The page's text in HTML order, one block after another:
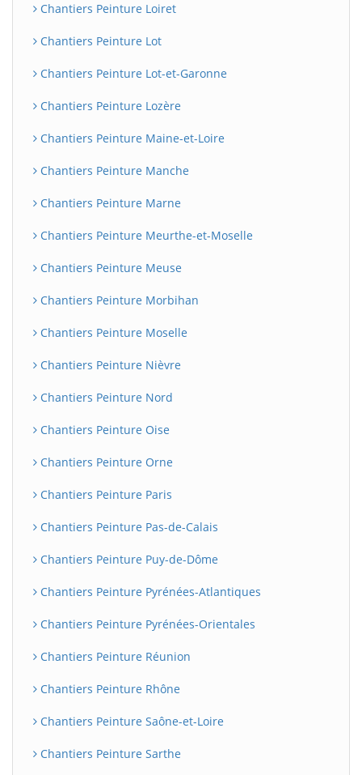
Chantiers Peinture Loiret
Chantiers Peinture Lot
Chantiers Peinture Lot-et-Garonne
Chantiers Peinture Lozère
Chantiers Peinture Maine-et-Loire
Chantiers Peinture Manche
Chantiers Peinture Marne
Chantiers Peinture Meurthe-et-Moselle
Chantiers Peinture Meuse
Chantiers Peinture Morbihan
Chantiers Peinture Moselle
Chantiers Peinture Nièvre
Chantiers Peinture Nord
Chantiers Peinture Oise
Chantiers Peinture Orne
Chantiers Peinture Paris
Chantiers Peinture Pas-de-Calais
Chantiers Peinture Puy-de-Dôme
Chantiers Peinture Pyrénées-Atlantiques
Chantiers Peinture Pyrénées-Orientales
Chantiers Peinture Réunion
Chantiers Peinture Rhône
Chantiers Peinture Saône-et-Loire
Chantiers Peinture Sarthe